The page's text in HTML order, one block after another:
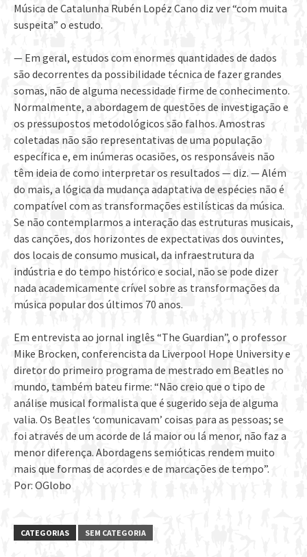
Música de Catalunha Rubén Lopéz Cano diz ver “com muita
suspeita” o estudo.
— Em geral, estudos com enormes quantidades de dados
são decorrentes da possibilidade técnica de fazer grandes
somas, não de alguma necessidade firme de conhecimento.
Normalmente, a abordagem de questões de investigação e
os pressupostos metodológicos são falhos. Amostras
coletadas não são representativas de uma população
específica e, em inúmeras ocasiões, os responsáveis não
têm ideia de como interpretar os resultados — diz. — Além
do mais, a lógica da mudança adaptativa de espécies não é
compatível com as transformações estilísticas da música.
Se não contemplarmos a interação das estruturas musicais,
das canções, dos horizontes de expectativas dos ouvintes,
dos locais de consumo musical, da infraestrutura da
indústria e do tempo histórico e social, não se pode dizer
nada academicamente crível sobre as transformações da
música popular dos últimos 70 anos.
Em entrevista ao jornal inglês “The Guardian”, o professor
Mike Brocken, conferencista da Liverpool Hope University e
diretor do primeiro programa de mestrado em Beatles no
mundo, também bateu firme: “Não creio que o tipo de
análise musical formalista que é sugerido seja de alguma
valia. Os Beatles ‘comunicavam’ coisas para as pessoas; se
foi através de um acorde de lá maior ou lá menor, não faz a
menor diferença. Abordagens semióticas rendem muito
mais que formas de acordes e de marcações de tempo”.
Por: OGlobo
CATEGORIAS SEM CATEGORIA